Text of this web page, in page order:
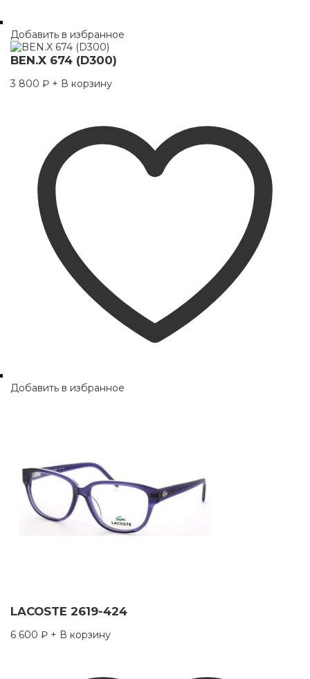
Добавить в избранное
BEN.X 674 (D300)
3 800 ₽ + В корзину
Добавить в избранное
LACOSTE 2619-424
6 600 ₽ + В корзину